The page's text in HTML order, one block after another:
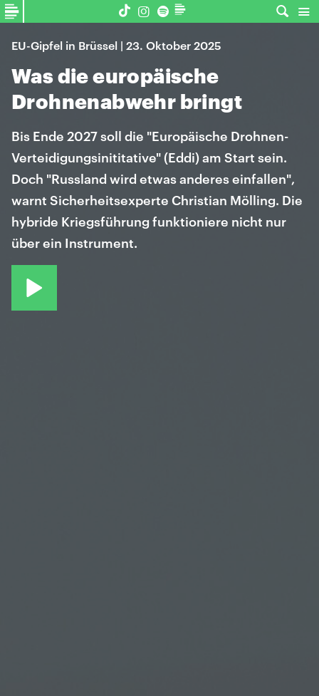
EU-Gipfel in Brüssel | 23. Oktober 2025
Was die europäische
Drohnenabwehr bringt
Bis Ende 2027 soll die "Europäische Drohnen-
Verteidigungsinititative" (Eddi) am Start sein.
Doch "Russland wird etwas anderes einfallen",
warnt Sicherheitsexperte Christian Mölling. Die
hybride Kriegsführung funktioniere nicht nur
über ein Instrument.